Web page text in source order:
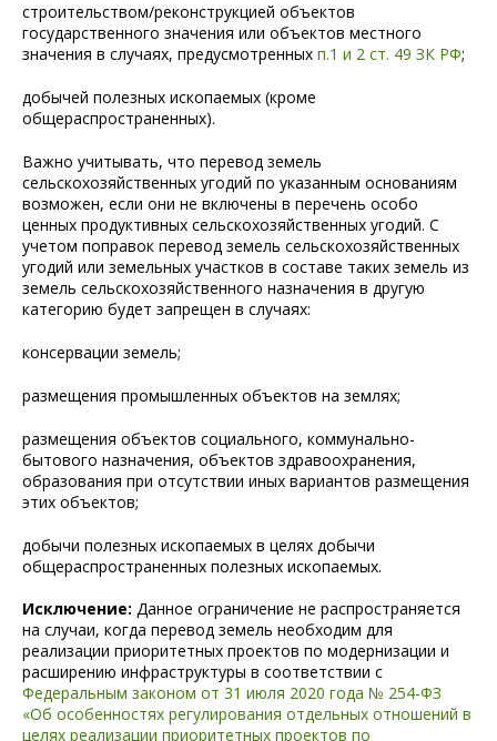
строительством/реконструкцией объектов
государственного значения или объектов местного
значения в случаях, предусмотренных п.1 и 2 ст. 49 ЗК РФ;
добычей полезных ископаемых (кроме
общераспространенных).
Важно учитывать, что перевод земель
сельскохозяйственных угодий по указанным основаниям
возможен, если они не включены в перечень особо
ценных продуктивных сельскохозяйственных угодий. С
учетом поправок перевод земель сельскохозяйственных
угодий или земельных участков в составе таких земель из
земель сельскохозяйственного назначения в другую
категорию будет запрещен в случаях:
консервации земель;
размещения промышленных объектов на землях;
размещения объектов социального, коммунально-
бытового назначения, объектов здравоохранения,
образования при отсутствии иных вариантов размещения
этих объектов;
добычи полезных ископаемых в целях добычи
общераспространенных полезных ископаемых.
Исключение: Данное ограничение не распространяется
на случаи, когда перевод земель необходим для
реализации приоритетных проектов по модернизации и
расширению инфраструктуры в соответствии с
Федеральным законом от 31 июля 2020 года № 254-ФЗ
«Об особенностях регулирования отдельных отношений в
целях реализации приоритетных проектов по